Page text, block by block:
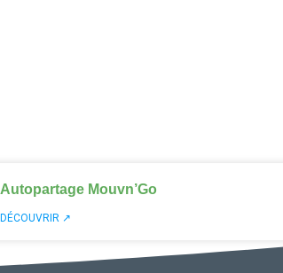
Autopartage Mouvn’Go
DÉCOUVRIR ↗